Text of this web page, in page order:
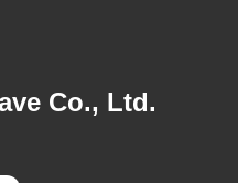
Co., Ltd.